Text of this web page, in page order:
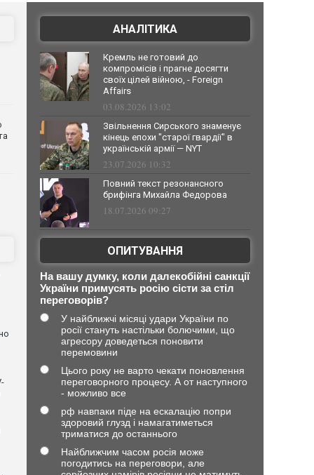
АНАЛІТИКА
Кремль не готовий до
компромісів і прагне досягти
своїх цілей війною, - Foreign
Affairs
03.08.2026 13:02
Звільнення Сирського знаменує
кінець епохи "старої гвардії" в
українській армії — NYT
23.07.2026 10:32
Повний текст резонансного
брифінга Михайла Федорова
18.07.2026 09:27
ОПИТУВАННЯ
На вашу думку, коли далекобійні санкції
України примусять росію сісти за стіл
переговорів?
У найближчі місяці удари України по
росії стануть настільки болючими, що
агресору доведеться поновити
перемовини
Цього року не варто чекати поновлення
переговорного процесу. А от наступного
- можливо все
рф навпаки піде на ескалацію попри
здоровий глузд і намагатиметься
триматися до останнього
Найближчим часом росія може
погодитись на переговори, але